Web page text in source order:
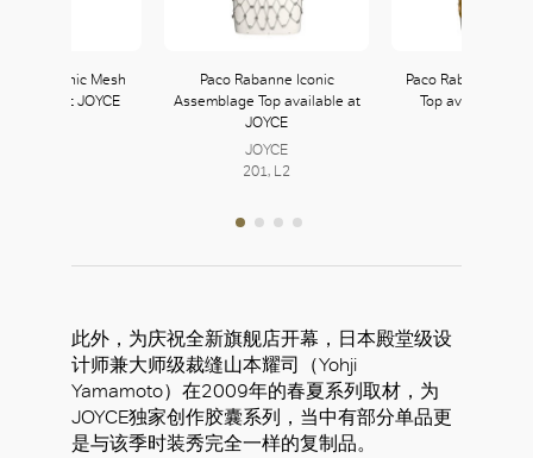
Iconic Mesh
at JOYCE
Paco Rabanne Iconic
Assemblage Top available at
JOYCE
JOYCE
201, L2
Paco Rabanne
Top available at
此外，为庆祝全新旗舰店开幕，日本殿堂级设
计师兼大师级裁缝山本耀司（Yohji
Yamamoto）在2009年的春夏系列取材，为
JOYCE独家创作胶囊系列，当中有部分单品更
是与该季时装秀完全一样的复制品。